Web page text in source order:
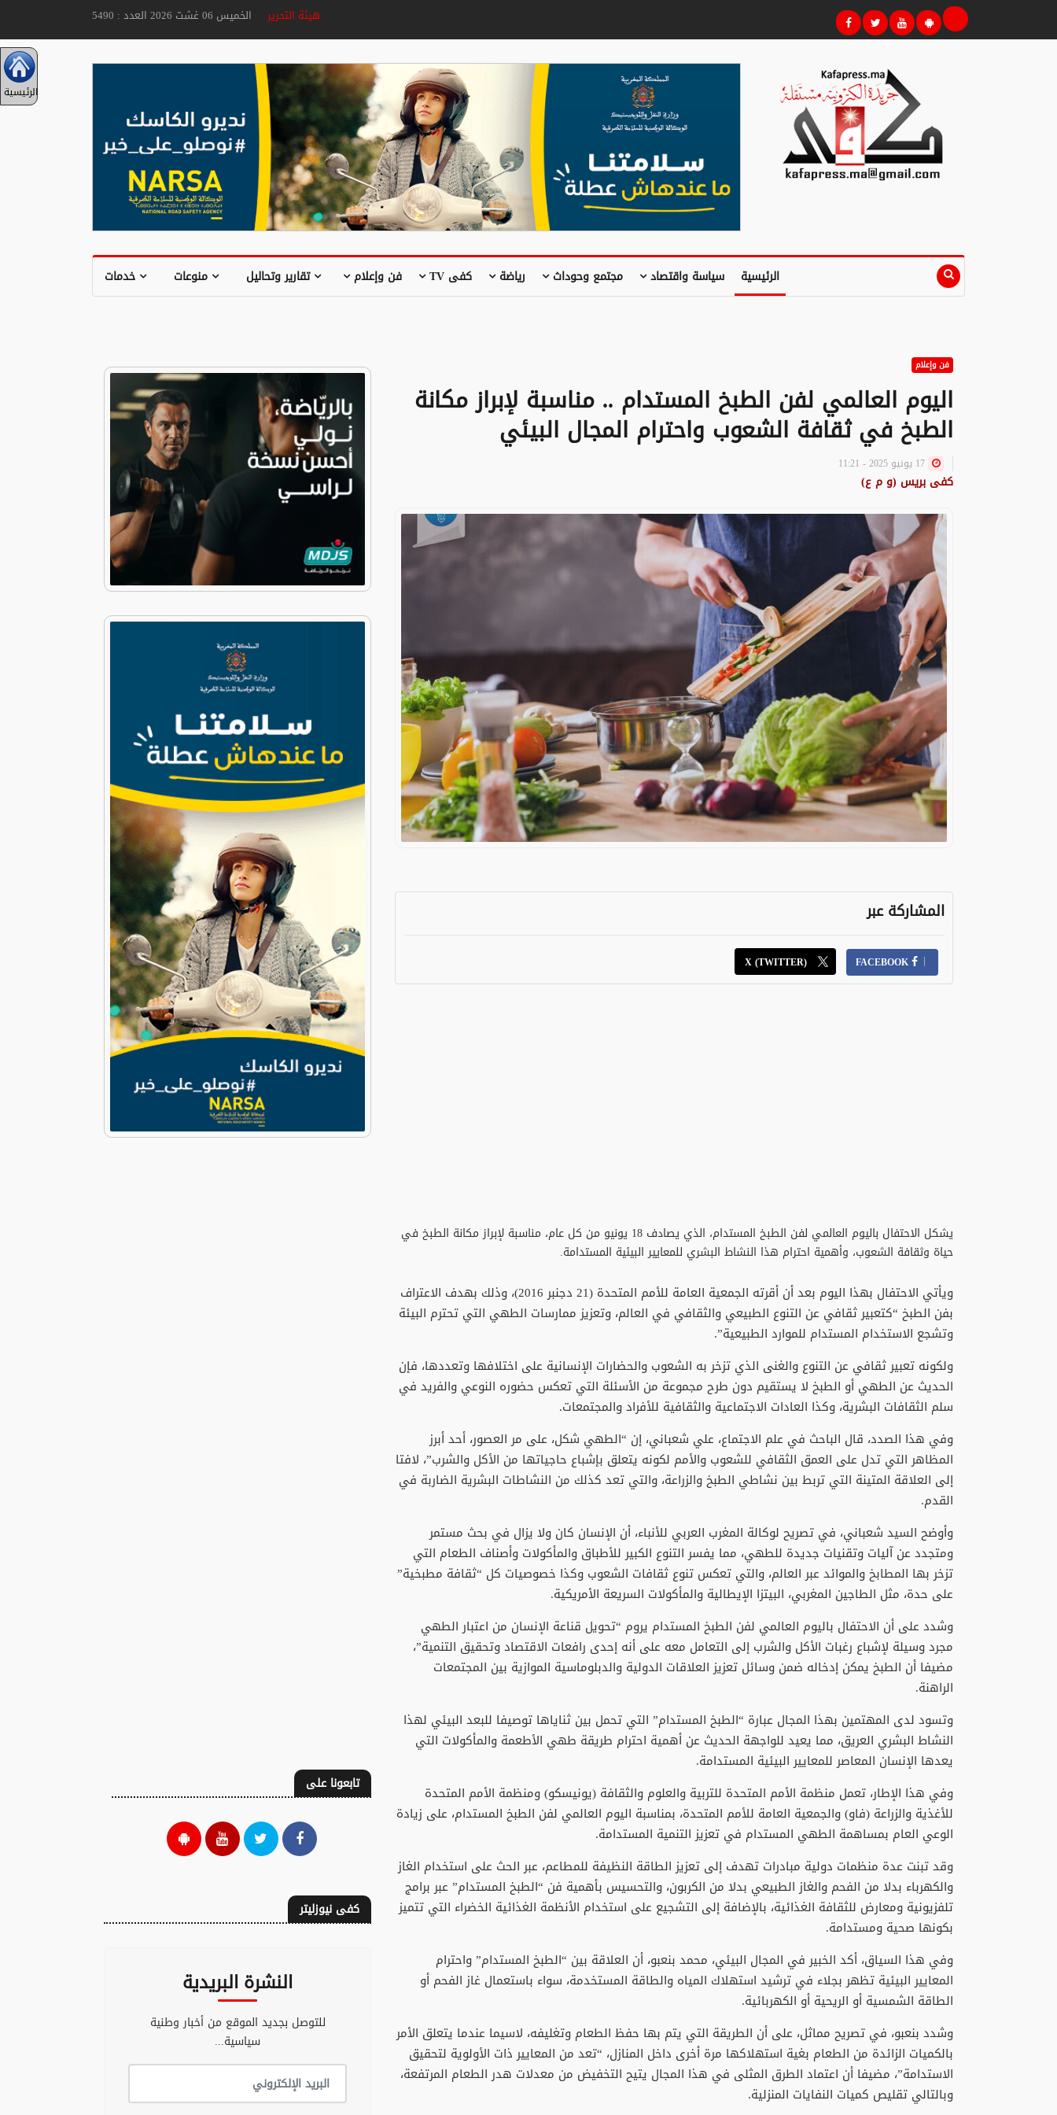
هيئة التحريرالخميس 06 غشت 2026 العدد : 5490
الرئيسية سياسة واقتصاد مجتمع وحوداث رياضة كفى TV فن وإعلام تقارير وتحاليل منوعات خدمات
الرئيسية
فن وإعلام
اليوم العالمي لفن الطبخ المستدام .. مناسبة لإبراز مكانة
الطبخ في ثقافة الشعوب واحترام المجال البيئي
كفى بريس (و م ع)
المشاركة عبر
FACEBOOK
X (TWITTER)
يشكل الاحتفال باليوم العالمي لفن الطبخ المستدام، الذي يصادف 18 يونيو من كل عام، مناسبة لإبراز مكانة الطبخ في
حياة وثقافة الشعوب، وأهمية احترام هذا النشاط البشري للمعايير البيئية المستدامة.
ويأتي الاحتفال بهذا اليوم بعد أن أقرته الجمعية العامة للأمم المتحدة (21 دجنبر 2016)، وذلك بهدف الاعتراف
بفن الطبخ “كتعبير ثقافي عن التنوع الطبيعي والثقافي في العالم، وتعزيز ممارسات الطهي التي تحترم البيئة
وتشجع الاستخدام المستدام للموارد الطبيعية”.
ولكونه تعبير ثقافي عن التنوع والغنى الذي تزخر به الشعوب والحضارات الإنسانية على اختلافها وتعددها، فإن
الحديث عن الطهي أو الطبخ لا يستقيم دون طرح مجموعة من الأسئلة التي تعكس حضوره النوعي والفريد في
سلم الثقافات البشرية، وكذا العادات الاجتماعية والثقافية للأفراد والمجتمعات.
وفي هذا الصدد، قال الباحث في علم الاجتماع، علي شعباني، إن “الطهي شكل، على مر العصور، أحد أبرز
المظاهر التي تدل على العمق الثقافي للشعوب والأمم لكونه يتعلق بإشباع حاجياتها من الأكل والشرب”، لافتا
إلى العلاقة المتينة التي تربط بين نشاطي الطبخ والزراعة، والتي تعد كذلك من النشاطات البشرية الضاربة في
القدم.
وأوضح السيد شعباني، في تصريح لوكالة المغرب العربي للأنباء، أن الإنسان كان ولا يزال في بحث مستمر
ومتجدد عن آليات وتقنيات جديدة للطهي، مما يفسر التنوع الكبير للأطباق والمأكولات وأصناف الطعام التي
تزخر بها المطابخ والموائد عبر العالم، والتي تعكس تنوع ثقافات الشعوب وكذا خصوصيات كل “ثقافة مطبخية”
على حدة، مثل الطاجين المغربي، البيتزا الإيطالية والمأكولات السريعة الأمريكية.
وشدد على أن الاحتفال باليوم العالمي لفن الطبخ المستدام يروم “تحويل قناعة الإنسان من اعتبار الطهي
مجرد وسيلة لإشباع رغبات الأكل والشرب إلى التعامل معه على أنه إحدى رافعات الاقتصاد وتحقيق التنمية”،
مضيفا أن الطبخ يمكن إدخاله ضمن وسائل تعزيز العلاقات الدولية والدبلوماسية الموازية بين المجتمعات
الراهنة.
وتسود لدى المهتمين بهذا المجال عبارة “الطبخ المستدام” التي تحمل بين ثناياها توصيفا للبعد البيئي لهذا
النشاط البشري العريق، مما يعيد للواجهة الحديث عن أهمية احترام طريقة طهي الأطعمة والمأكولات التي
يعدها الإنسان المعاصر للمعايير البيئية المستدامة.
وفي هذا الإطار، تعمل منظمة الأمم المتحدة للتربية والعلوم والثقافة (يونيسكو) ومنظمة الأمم المتحدة
للأغذية والزراعة (فاو) والجمعية العامة للأمم المتحدة، بمناسبة اليوم العالمي لفن الطبخ المستدام، على زيادة
الوعي العام بمساهمة الطهي المستدام في تعزيز التنمية المستدامة.
وقد تبنت عدة منظمات دولية مبادرات تهدف إلى تعزيز الطاقة النظيفة للمطاعم، عبر الحث على استخدام الغاز
والكهرباء بدلا من الفحم والغاز الطبيعي بدلا من الكربون، والتحسيس بأهمية فن “الطبخ المستدام” عبر برامج
تلفزيونية ومعارض للثقافة الغذائية، بالإضافة إلى التشجيع على استخدام الأنظمة الغذائية الخضراء التي تتميز
بكونها صحية ومستدامة.
وفي هذا السياق، أكد الخبير في المجال البيئي، محمد بنعبو، أن العلاقة بين “الطبخ المستدام” واحترام
المعايير البيئية تظهر بجلاء في ترشيد استهلاك المياه والطاقة المستخدمة، سواء باستعمال غاز الفحم أو
الطاقة الشمسية أو الريحية أو الكهربائية.
وشدد بنعبو، في تصريح مماثل، على أن الطريقة التي يتم بها حفظ الطعام وتغليفه، لاسيما عندما يتعلق الأمر
بالكميات الزائدة من الطعام بغية استهلاكها مرة أخرى داخل المنازل، “تعد من المعايير ذات الأولوية لتحقيق
الاستدامة”، مضيفا أن اعتماد الطرق المثلى في هذا المجال يتيح التخفيض من معدلات هدر الطعام المرتفعة،
وبالتالي تقليص كميات النفايات المنزلية.
تابعونا على
كفى نيوزليتر
النشرة البريدية
للتوصل بجديد الموقع من أخبار وطنية
سياسية...